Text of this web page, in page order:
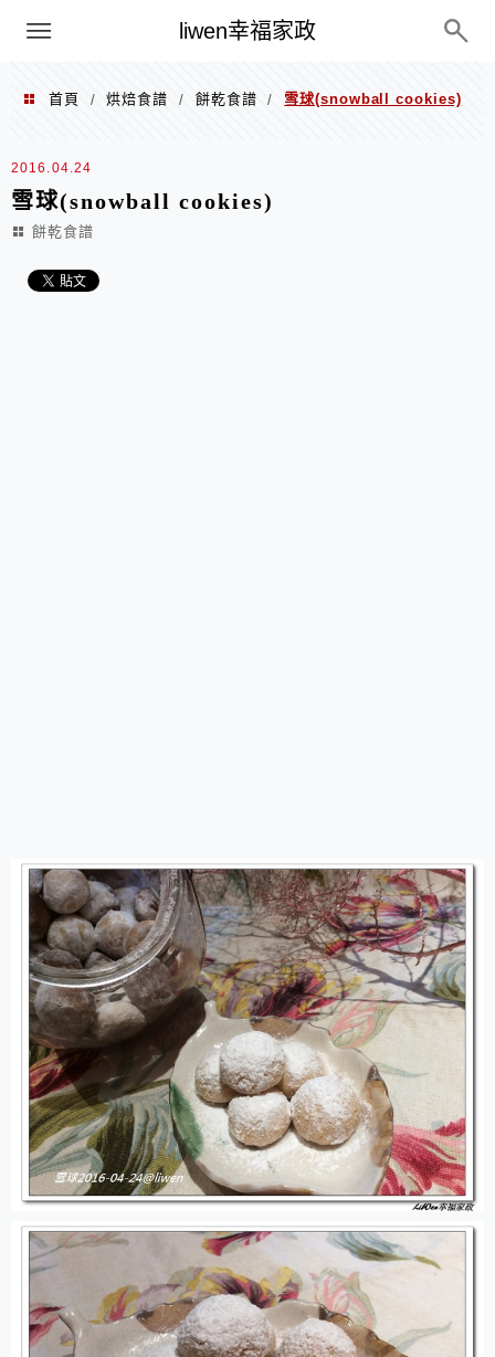
liwen幸福家政
menu
首頁 / 烘焙食譜 / 餅乾食譜 / 雪球(snowball cookies)
2016.04.24
雪球(snowball cookies)
餅乾食譜